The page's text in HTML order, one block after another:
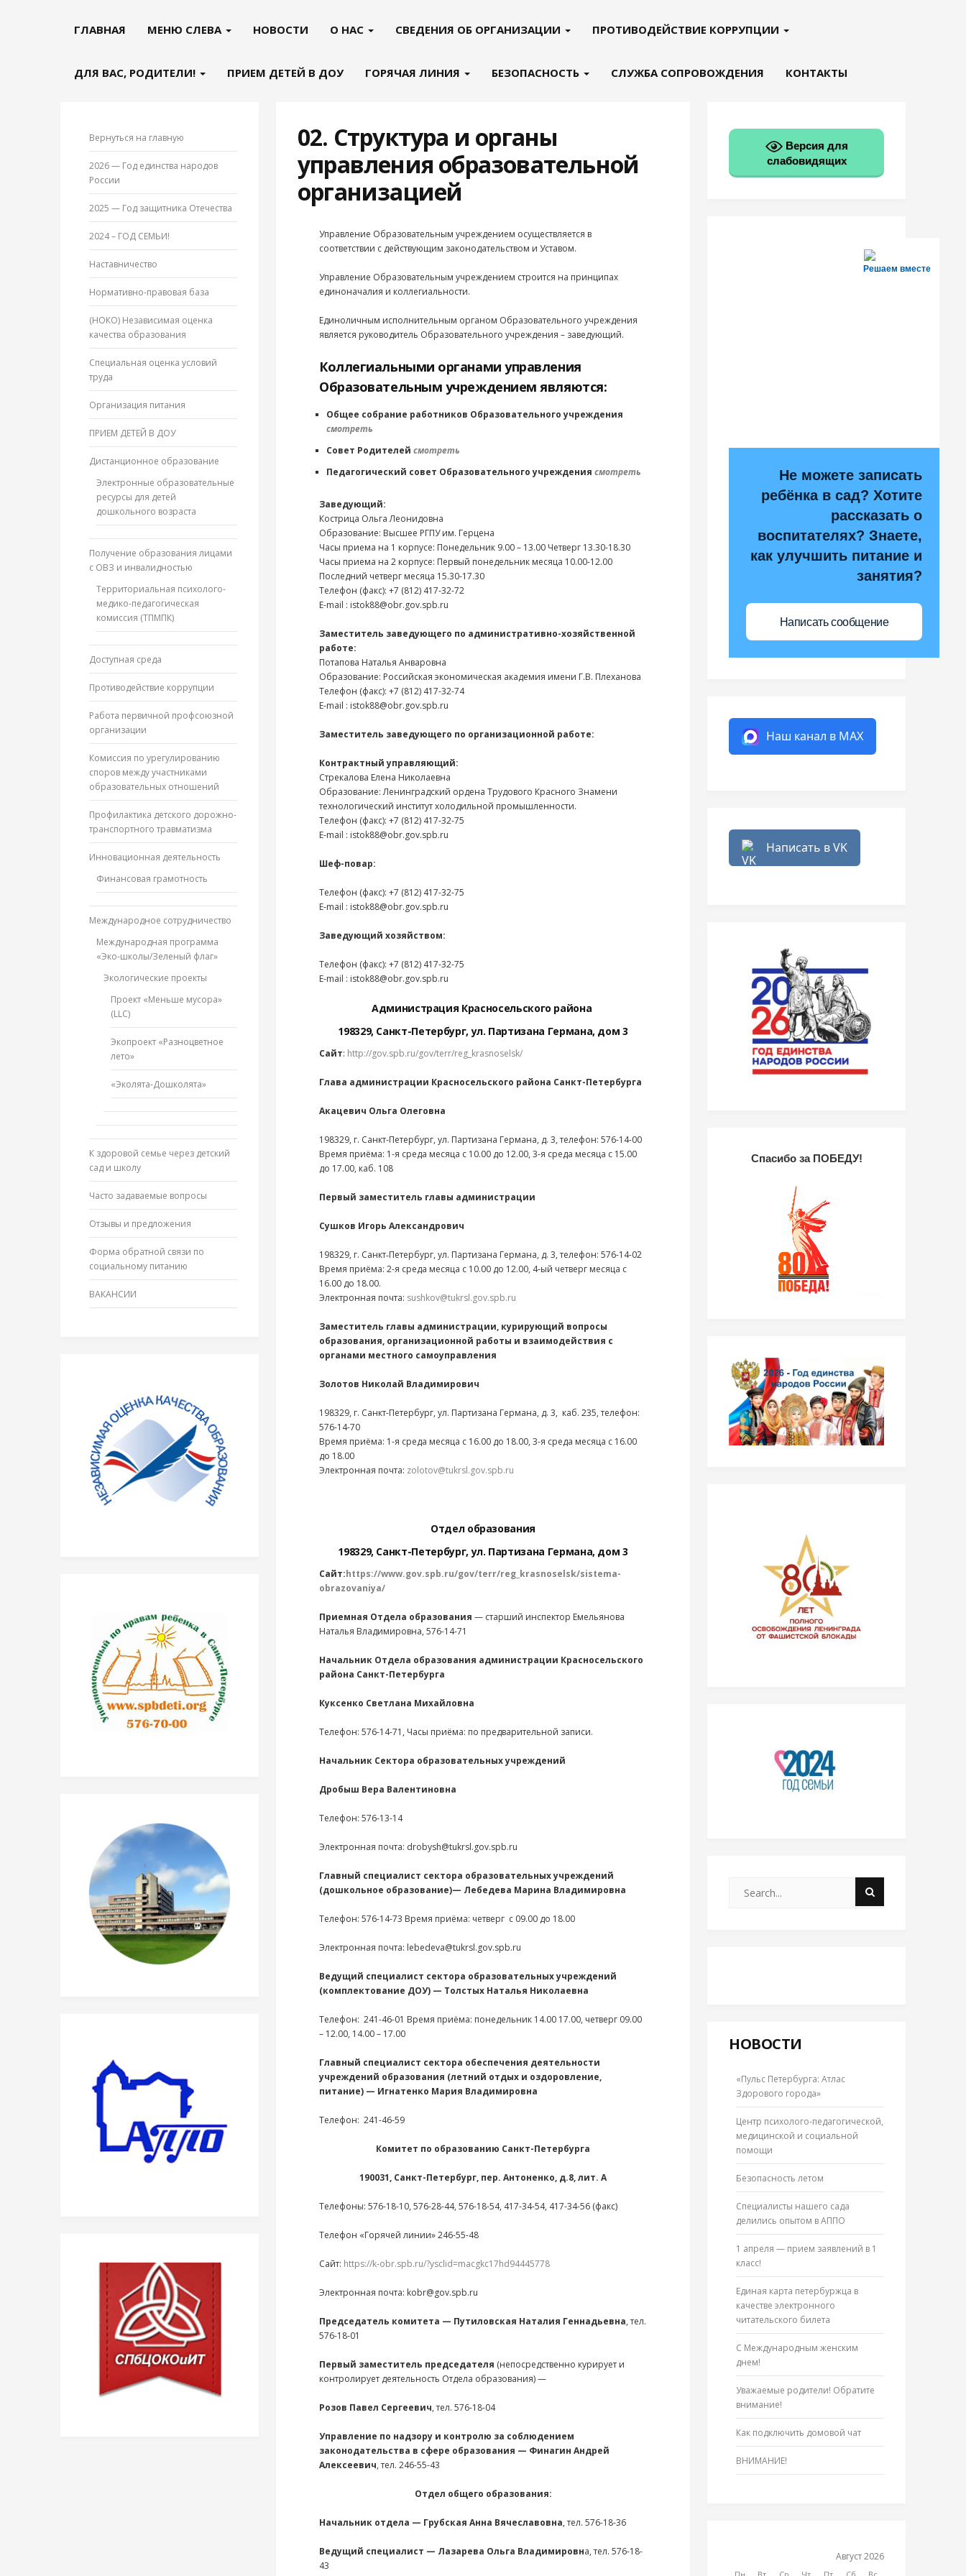
ГЛАВНАЯ МЕНЮ СЛЕВА НОВОСТИ О НАС СВЕДЕНИЯ ОБ ОРГАНИЗАЦИИ ПРОТИВОДЕЙСТВИЕ КОРРУПЦИИ
ДЛЯ ВАС, РОДИТЕЛИ! ПРИЕМ ДЕТЕЙ В ДОУ ГОРЯЧАЯ ЛИНИЯ БЕЗОПАСНОСТЬ СЛУЖБА СОПРОВОЖДЕНИЯ КОНТАКТЫ
Вернуться на главную
2026 — Год единства народов
России
2025 — Год защитника Отечества
2024 – ГОД СЕМЬИ!
Наставничество
Нормативно-правовая база
(НОКО) Независимая оценка
качества образования
Специальная оценка условий
труда
Организация питания
ПРИЕМ ДЕТЕЙ В ДОУ
Дистанционное образование
Электронные образовательные
ресурсы для детей
дошкольного возраста
Получение образования лицами
с ОВЗ и инвалидностью
Территориальная психолого-
медико-педагогическая
комиссия (ТПМПК)
Доступная среда
Противодействие коррупции
Работа первичной профсоюзной
организации
Комиссия по урегулированию
споров между участниками
образовательных отношений
Профилактика детского дорожно-
транспортного травматизма
Инновационная деятельность
Финансовая грамотность
Международное сотрудничество
Международная программа
«Эко-школы/Зеленый флаг»
Экологические проекты
Проект «Меньше мусора»
(LLC)
Экопроект «Разноцветное
лето»
«Эколята-Дошколята»
К здоровой семье через детский
сад и школу
Часто задаваемые вопросы
Отзывы и предложения
Форма обратной связи по
социальному питанию
ВАКАНСИИ
02. Структура и органы
управления образовательной
организацией
Управление Образовательным учреждением осуществляется в
соответствии с действующим законодательством и Уставом.
Управление Образовательным учреждением строится на принципах
единоначалия и коллегиальности.
Единоличным исполнительным органом Образовательного учреждения
является руководитель Образовательного учреждения – заведующий.
Коллегиальными органами управления
Образовательным учреждением являются:
Общее собрание работников Образовательного учреждения
смотреть
Совет Родителей смотреть
Педагогический совет Образовательного учреждения смотреть
Заведующий:
Кострица Ольга Леонидовна
Образование: Высшее РГПУ им. Герцена
Часы приема на 1 корпусе: Понедельник 9.00 – 13.00 Четверг 13.30-18.30
Часы приема на 2 корпусе: Первый понедельник месяца 10.00-12.00
Последний четверг месяца 15.30-17.30
Телефон (факс): +7 (812) 417-32-72
Е-mail : istok88@obr.gov.spb.ru
Заместитель заведующего по административно-хозяйственной
работе:
Потапова Наталья Анваровна
Образование: Российская экономическая академия имени Г.В. Плеханова
Телефон (факс): +7 (812) 417-32-74
Е-mail : istok88@obr.gov.spb.ru
Заместитель заведующего по организационной работе:
Контрактный управляющий:
Стрекалова Елена Николаевна
Образование: Ленинградский ордена Трудового Красного Знамени
технологический институт холодильной промышленности.
Телефон (факс): +7 (812) 417-32-75
Е-mail : istok88@obr.gov.spb.ru
Шеф-повар:
Телефон (факс): +7 (812) 417-32-75
Е-mail : istok88@obr.gov.spb.ru
Заведующий хозяйством:
Телефон (факс): +7 (812) 417-32-75
Е-mail : istok88@obr.gov.spb.ru
Администрация Красносельского района
198329, Санкт-Петербург, ул. Партизана Германа, дом 3
Сайт: http://gov.spb.ru/gov/terr/reg_krasnoselsk/
Глава администрации Красносельского района Санкт-Петербурга
Акацевич Ольга Олеговна
198329, г. Санкт-Петербург, ул. Партизана Германа, д. 3, телефон: 576-14-00
Время приёма: 1-я среда месяца с 10.00 до 12.00, 3-я среда месяца с 15.00
до 17.00, каб. 108
Первый заместитель главы администрации
Сушков Игорь Александрович
198329, г. Санкт‑Петербург, ул. Партизана Германа, д. 3, телефон: 576-14-02
Время приёма: 2-я среда месяца с 10.00 до 12.00, 4-ый четверг месяца с
16.00 до 18.00.
Электронная почта: sushkov@tukrsl.gov.spb.ru
Заместитель главы администрации, курирующий вопросы
образования, организационной работы и взаимодействия с
органами местного самоуправления
Золотов Николай Владимирович
198329, г. Санкт-Петербург, ул. Партизана Германа, д. 3, каб. 235, телефон:
576-14-70
Время приёма: 1-я среда месяца с 16.00 до 18.00, 3-я среда месяца с 16.00
до 18.00
Электронная почта: zolotov@tukrsl.gov.spb.ru
Отдел образования
198329, Санкт-Петербург, ул. Партизана Германа, дом 3
Сайт:https://www.gov.spb.ru/gov/terr/reg_krasnoselsk/sistema-
obrazovaniya/
Приемная Отдела образования — старший инспектор Емельянова
Наталья Владимировна, 576-14-71
Начальник Отдела образования администрации Красносельского
района Санкт-Петербурга
Куксенко Светлана Михайловна
Телефон: 576-14-71, Часы приёма: по предварительной записи.
Начальник Сектора образовательных учреждений
Дробыш Вера Валентиновна
Телефон: 576-13-14
Электронная почта: drobysh@tukrsl.gov.spb.ru
Главный специалист сектора образовательных учреждений
(дошкольное образование)— Лебедева Марина Владимировна
Телефон: 576-14-73 Время приёма: четверг с 09.00 до 18.00
Электронная почта: lebedeva@tukrsl.gov.spb.ru
Ведущий специалист сектора образовательных учреждений
(комплектование ДОУ) — Толстых Наталья Николаевна
Телефон: 241-46-01 Время приёма: понедельник 14.00 17.00, четверг 09.00
– 12.00, 14.00 – 17.00
Главный специалист сектора обеспечения деятельности
учреждений образования (летний отдых и оздоровление,
питание) — Игнатенко Мария Владимировна
Телефон: 241-46-59
Комитет по образованию Санкт-Петербурга
190031, Санкт-Петербург, пер. Антоненко, д.8, лит. А
Телефоны: 576-18-10, 576-28-44, 576-18-54, 417-34-54, 417-34-56 (факс)
Телефон «Горячей линии» 246-55-48
Сайт: https://k-obr.spb.ru/?ysclid=macgkc17hd94445778
Электронная почта: kobr@gov.spb.ru
Председатель комитета — Путиловская Наталия Геннадьевна, тел.
576-18-01
Первый заместитель председателя (непосредственно курирует и
контролирует деятельность Отдела образования) —
Розов Павел Сергеевич, тел. 576-18-04
Управление по надзору и контролю за соблюдением
законодательства в сфере образования — Финагин Андрей
Алексеевич, тел. 246-55-43
Отдел общего образования:
Начальник отдела — Грубская Анна Вячеславовна, тел. 576-18-36
Ведущий специалист — Лазарева Ольга Владимировна, тел. 576-18-
43
Версия для
слабовидящих
Решаем вместе
Не можете записать
ребёнка в сад? Хотите
рассказать о
воспитателях? Знаете,
как улучшить питание и
занятия?
Написать сообщение
Наш канал в MAX
Написать в VK
Спасибо за ПОБЕДУ!
НОВОСТИ
«Пульс Петербурга: Атлас
Здорового города»
Центр психолого-педагогической,
медицинской и социальной
помощи
Безопасность летом
Специалисты нашего сада
делились опытом в АППО
1 апреля — прием заявлений в 1
класс!
Единая карта петербуржца в
качестве электронного
читательского билета
С Международным женским
днем!
Уважаемые родители! Обратите
внимание!
Как подключить домовой чат
ВНИМАНИЕ!
Август 2026